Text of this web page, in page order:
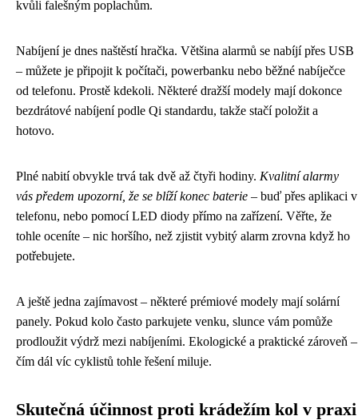
kvůli falešným poplachům.
Nabíjení je dnes naštěstí hračka. Většina alarmů se nabíjí přes USB
– můžete je připojit k počítači, powerbanku nebo běžné nabíječce
od telefonu. Prostě kdekoli. Některé dražší modely mají dokonce
bezdrátové nabíjení podle Qi standardu, takže stačí položit a
hotovo.
Plné nabití obvykle trvá tak dvě až čtyři hodiny. Kvalitní alarmy
vás předem upozorní, že se blíží konec baterie – buď přes aplikaci v
telefonu, nebo pomocí LED diody přímo na zařízení. Věřte, že
tohle oceníte – nic horšího, než zjistit vybitý alarm zrovna když ho
potřebujete.
A ještě jedna zajímavost – některé prémiové modely mají solární
panely. Pokud kolo často parkujete venku, slunce vám pomůže
prodloužit výdrž mezi nabíjeními. Ekologické a praktické zároveň –
čím dál víc cyklistů tohle řešení miluje.
Skutečná účinnost proti krádežím kol v praxi